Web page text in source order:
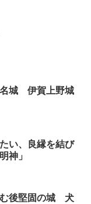
名城 伊賀上野城
い、良縁を結び
神」
む後堅固の城 犬